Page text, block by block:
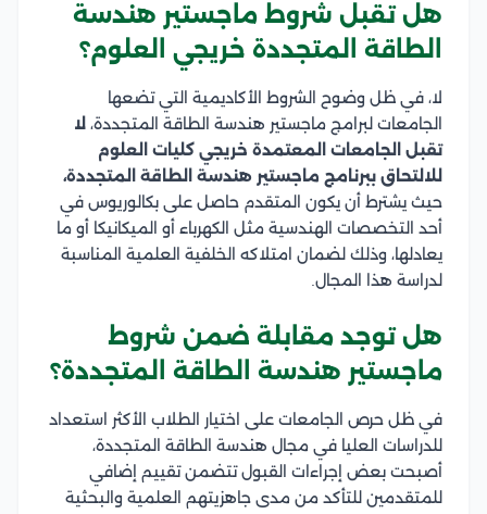
هل تقبل شروط ماجستير هندسة
الطاقة المتجددة خريجي العلوم؟
لا، في ظل وضوح الشروط الأكاديمية التي تضعها
الجامعات لبرامج ماجستير هندسة الطاقة المتجددة، لا
تقبل الجامعات المعتمدة خريجي كليات العلوم
للالتحاق ببرنامج ماجستير هندسة الطاقة المتجددة،
حيث يشترط أن يكون المتقدم حاصل على بكالوريوس في
أحد التخصصات الهندسية مثل الكهرباء أو الميكانيكا أو ما
يعادلها، وذلك لضمان امتلاكه الخلفية العلمية المناسبة
لدراسة هذا المجال.
هل توجد مقابلة ضمن شروط
ماجستير هندسة الطاقة المتجددة؟
في ظل حرص الجامعات على اختيار الطلاب الأكثر استعداد
للدراسات العليا في مجال هندسة الطاقة المتجددة،
أصبحت بعض إجراءات القبول تتضمن تقييم إضافي
للمتقدمين للتأكد من مدى جاهزيتهم العلمية والبحثية